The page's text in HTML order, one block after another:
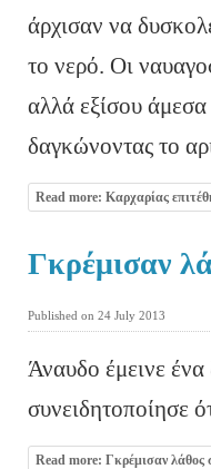
άρχισαν να
το νερό. Οι
αλλά εξίσου
δαγκώνοντας το
Read more: Καρχαρίας
Γκρέμισαν
Published on 24 July 2013
Άναυδο έμεινε ένα
συνειδητοποίησε
Read more: Γκρέμισαν λάθος